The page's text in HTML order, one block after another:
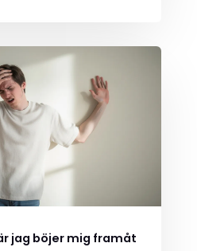
jag böjer mig framåt